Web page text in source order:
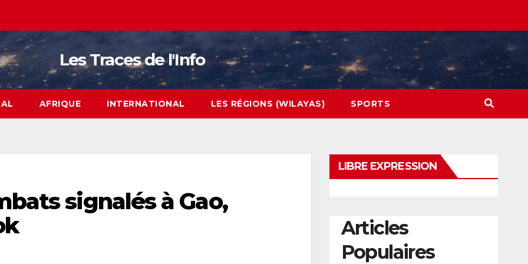
Les Traces de l'Info
AFRIQUE INTERNATIONAL LES RÉGIONS (WILAYAS) SPORTS
signalés à Gao,
LIBRE EXPRESSION
Articles
Populaires